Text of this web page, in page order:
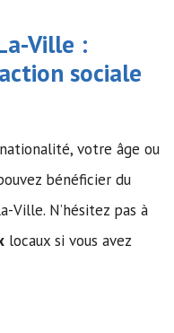
Ville :
sociale
votre âge ou
bénéficier du
Ville. N’hésitez pas à
locaux si vous avez